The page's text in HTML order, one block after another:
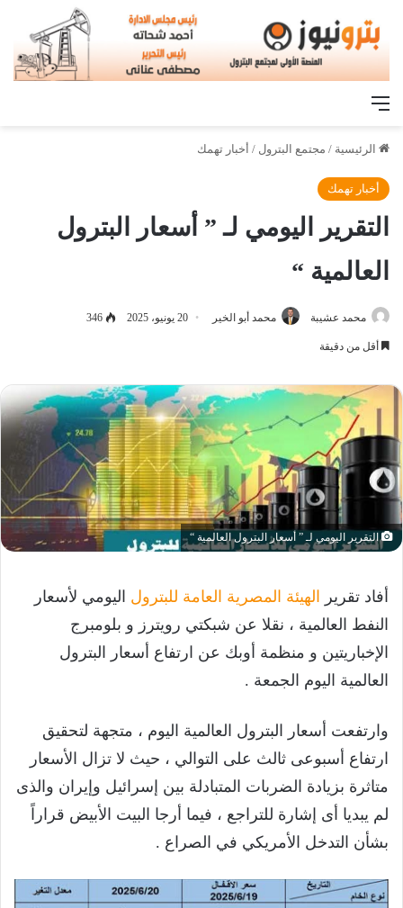
القائمة
الرئيسية / مجتمع البترول / أخبار تهمك
أخبار تهمك
التقرير اليومي لـ ” أسعار البترول
العالمية “
محمد عشيبة محمد أبو الخير 20 يونيو، 2025 346
أقل من دقيقة
التقرير اليومي لـ ” أسعار البترول العالمية “
أفاد تقرير الهيئة المصرية العامة للبترول اليومي لأسعار
النفط العالمية ، نقلا عن شبكتي رويترز و بلومبرج
الإخباريتين و منظمة أوبك عن ارتفاع أسعار البترول
العالمية اليوم الجمعة .
وارتفعت أسعار البترول العالمية اليوم ، متجهة لتحقيق
ارتفاع أسبوعى ثالث على التوالي ، حيث لا تزال الأسعار
متاثرة بزيادة الضربات المتبادلة بين إسرائيل وإيران والذى
لم يبديا أى إشارة للتراجع ، فيما أرجا البيت الأبيض قراراً
بشأن التدخل الأمريكي في الصراع .